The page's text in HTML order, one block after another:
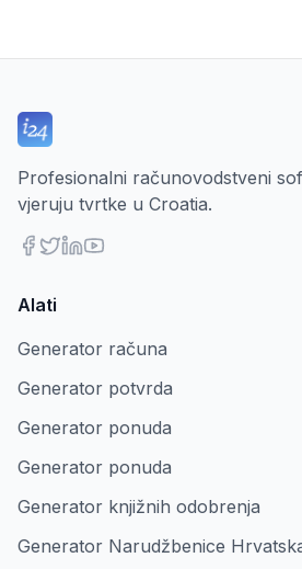
Profesionalni računovodstveni
vjeruju tvrtke u Croatia.
Alati
Generator računa
Generator potvrda
Generator ponuda
Generator ponuda
Generator knjižnih odobrenja
Generator Narudžbenice